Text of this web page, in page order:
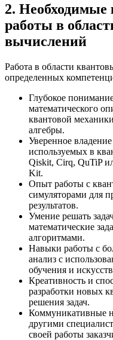
2. Необходимые
работы в
вычислений
Работа в области
определенных
Глубокое
математического
квантовой
алгебры.
Уверенное
используемых в
Qiskit, Cirq, QuTiP
Kit.
Опыт работы с
симуляторами для
результатов.
Умение решать
математические
алгоритмами.
Навыки работы с
анализ с
обучения и
Креативность и
разработки новых
решения задач.
Коммуникативные
другими
своей работы